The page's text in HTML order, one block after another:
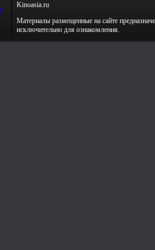
Kinoаsiа.ru
Материалы размещенные на сайте
исключительно для ознакомления.